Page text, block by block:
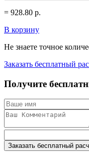
= 928.80 р.
В корзину
Не знаете точное
Заказать бесплатный
Получите
Заказать бесплатный